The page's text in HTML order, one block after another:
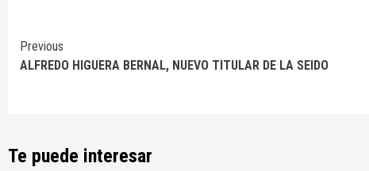
Continue
Reading
Previous
ALFREDO HIGUERA BERNAL, NUEVO TITULAR DE LA SEIDO
Te puede interesar